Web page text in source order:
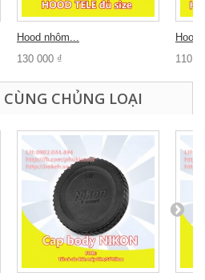
Hood nhôm...
130 000 ₫
Hood
110
CHỦNG LOẠI